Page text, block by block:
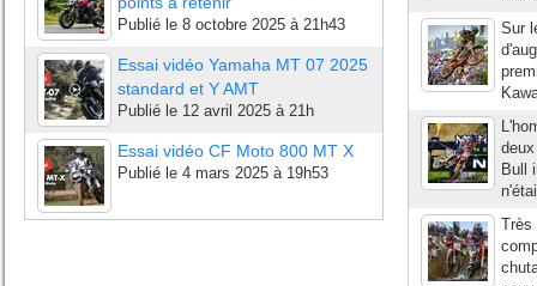
Publié le 8 octobre 2025 à 21h43
Essai vidéo Yamaha MT 07 2025
standard et Y AMT
Publié le 12 avril 2025 à 21h
Essai vidéo CF Moto 800 MT X
Publié le 4 mars 2025 à 19h53
Sur
Bull
Très